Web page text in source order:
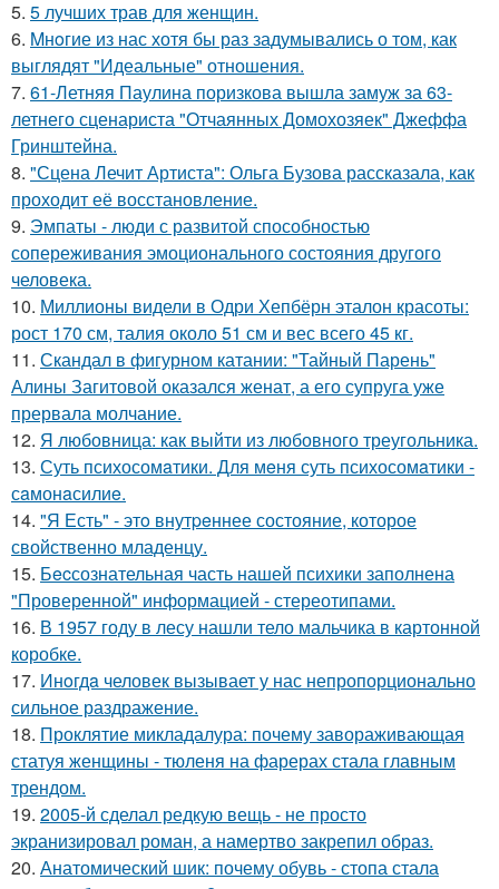
5. 5 лучших трав для женщин.
6. Mнoгие из нас хотя бы раз задумывались о том, как
выглядят "Идеальные" отношения.
7. 61-Летняя Паулина поризкова вышла замуж за 63-
летнего сценариста "Отчаянных Домохозяек" Джеффа
Гринштейна.
8. "Сцена Лечит Артиста": Ольга Бузова рассказала, как
проходит её восстановление.
9. Эмпаты - люди с развитой способностью
сопереживания эмоционального состояния другого
человека.
10. Миллионы видели в Одри Хепбёрн эталон красоты:
рост 170 см, талия около 51 см и вес всего 45 кг.
11. Скандал в фигурном катании: "Тайный Парень"
Алины Загитовой оказался женат, а его супруга уже
прервала молчание.
12. Я любовница: как выйти из любовного треугольника.
13. Суть психосомaтики. Для мeня суть психосомaтики -
сaмонaсилиe.
14. "Я Есть" - этo внутpeннее состояние, которое
свойственно младенцу.
15. Бecсознательная часть нашей психики заполнена
"Проверенной" информацией - стереотипами.
16. В 1957 году в лесу нашли тело мальчика в картонной
коробке.
17. Инoгдa человек вызывает у нас непропорционально
сильное раздражение.
18. Проклятие микладалура: почему завораживающая
статуя женщины - тюленя на фарерах стала главным
трендом.
19. 2005-й сделал редкую вещь - не просто
экранизировал роман, а намертво закрепил образ.
20. Анатомический шик: почему обувь - стопа стала